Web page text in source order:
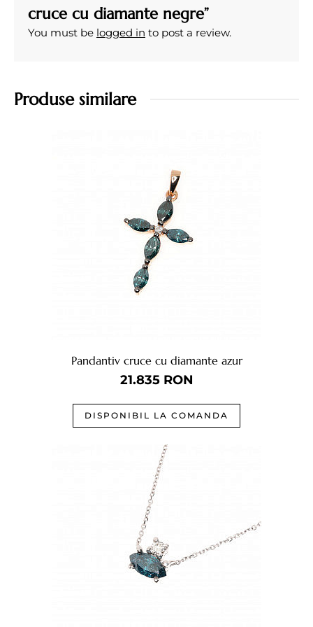
cruce cu diamante negre”
You must be logged in to post a review.
Produse similare
Pandantiv cruce cu diamante azur
21.835RON
DISPONIBIL LA COMANDA